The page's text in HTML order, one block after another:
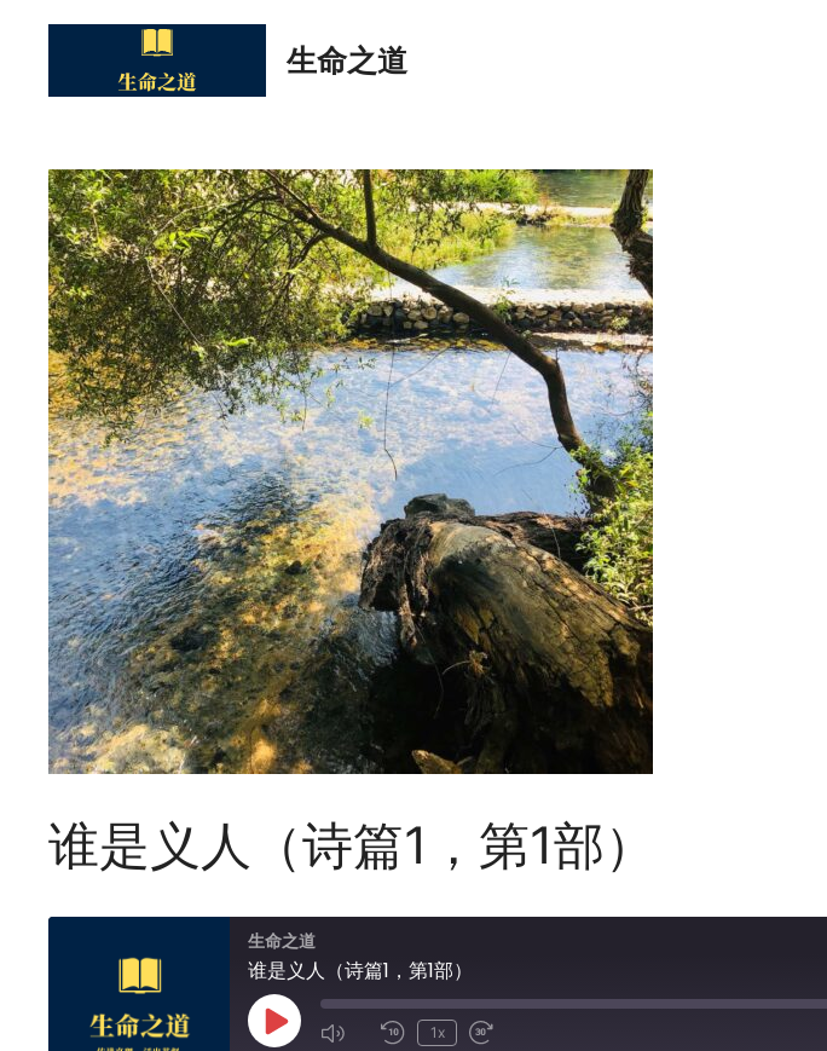
生命之道
谁是义人（诗篇1，第1部）
生命之道
谁是义人（诗篇1，第1部）
Play
1x